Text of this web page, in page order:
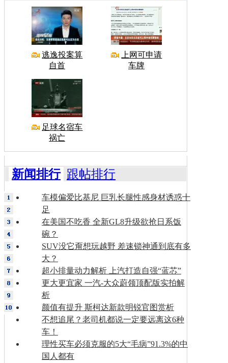
逃逸投案算
自首
上网可申请
车牌
足球名宿车
祸亡
新闻排行 跟帖排行
车模偏爱比基尼 巨乳长腿性感身材诱惑十
足
在美国不吃香 全新GL8升级欲抢日系饭
碗？
SUV没它甭想玩越野 差速锁神通到底有多
大？
超小排量动力解析 上汽打造自强“蓝芯”
更大更宜家 一汽-大众蔚领顶配版实拍解
析
颜值有提升 斯柯达新款明锐官图赏析
不想追尾？老司机都说一定要远离这6种
车！
理性买车必须克服的5大“毛病”91.3%的中
国人都有